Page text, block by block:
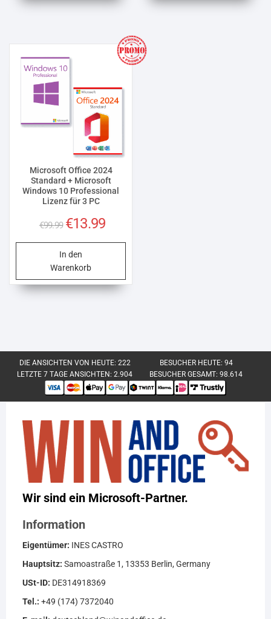
Microsoft Office 2024
Standard + Microsoft
Windows 10 Professional
Lizenz für 3 PC
€99.99
Ursprünglicher
war:
€99.99
€13.99
In den
Warenkorb
DIE ANSICHTEN VON HEUTE: 222 BESUCHER HEUTE: 94
LETZTE 7 TAGE ANSICHTEN:2.904 BESUCHER GESAMT:98.614
Wir sind ein Microsoft-Partner.
Information
Eigentümer: INES CASTRO
Hauptsitz: Samoastraße 1, 13353 Berlin, Germany
USt-ID: DE314918369
Tel.: +49 (174) 7372040